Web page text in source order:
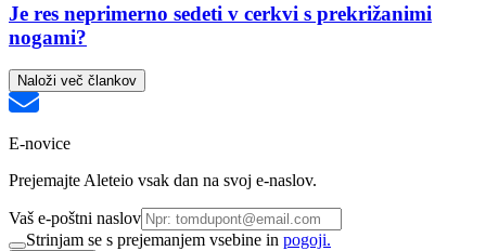
Je res neprimerno sedeti v cerkvi s prekrižanimi
nogami?
Naloži več člankov
E-novice
Prejemajte Aleteio vsak dan na svoj e-naslov.
Vaš e-poštni naslov
Strinjam se s prejemanjem vsebine in pogoji.